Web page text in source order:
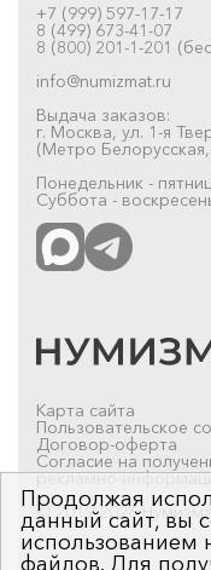
+7 (999) 597-17-17
8 (499) 673-41-07
8 (800) 201-1-201
info@numizmat.ru
Выдача заказов:
г. Москва, ул. 1-я
(Метро
Понедельник -
Суббота -
Карта сайта
Пользовательское
Договор-оферта
Согласие на
рекламно-
© 2019-2026
Продолжая
данный сайт, вы
использованием
файлов. Для